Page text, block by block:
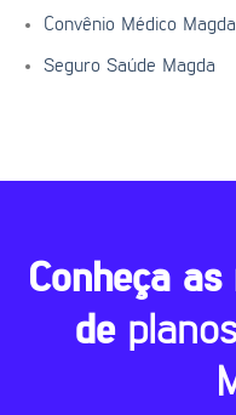
Convênio Médico Magda
Seguro Saúde Magda
Conheça
de